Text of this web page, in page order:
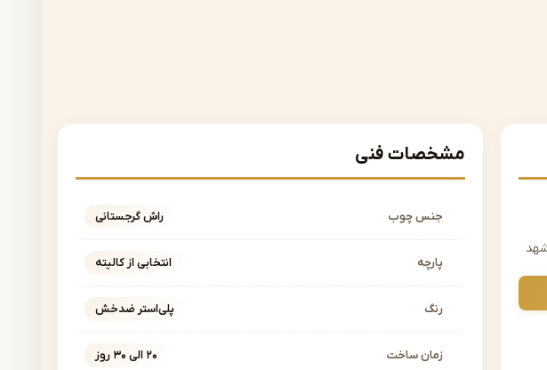
مشخصات فنی
جنس چوب راش گرجستانی
پارچه انتخابی از کالیته
رنگ پلی‌استر ضدخش
زمان ساخت ۲۰ الی ۳۰ روز